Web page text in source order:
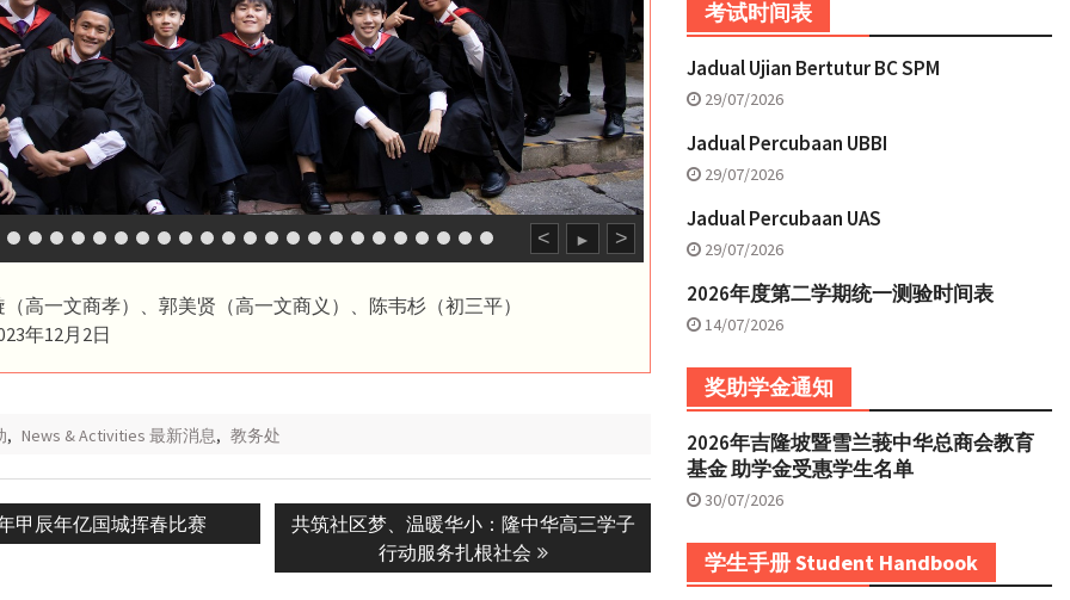
< ► >
高一文商孝）、郭美贤（高一文商义）、陈韦杉（初三平）
年12月2日
, News & Activities 最新消息, 教务处
甲辰年亿国城挥春比赛
Next
共筑社区梦、温暖华小：隆中华高三学子
行动服务扎根社会
考试时间表
Jadual Ujian Bertutur BC SPM
29/07/2026
Jadual Percubaan UBBI
29/07/2026
Jadual Percubaan UAS
29/07/2026
2026年度第二学期统一测验时间表
14/07/2026
奖助学金通知
2026年吉隆坡暨雪兰莪中华总商会教育
基金 助学金受惠学生名单
30/07/2026
学生手册 Student Handbook